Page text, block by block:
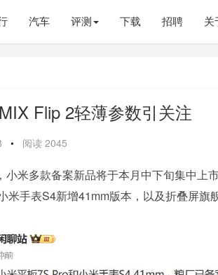
汽车 评测 下载 招聘 关
Flip 2轻薄参数引关注
• 阅读 2045
小米多款备案新品将于本月中下旬集中上
手表S4新增41mm版本，以及折叠屏旗